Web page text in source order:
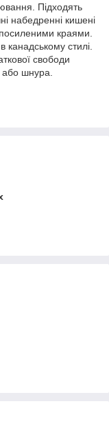
Підходять
набедренні кишені
краями.
канадському стилі.
свободи
або шнура.